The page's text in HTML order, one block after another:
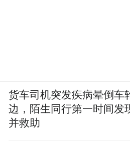
货车司机突发疾病晕倒车
边，陌生同行第一时间发
并救助